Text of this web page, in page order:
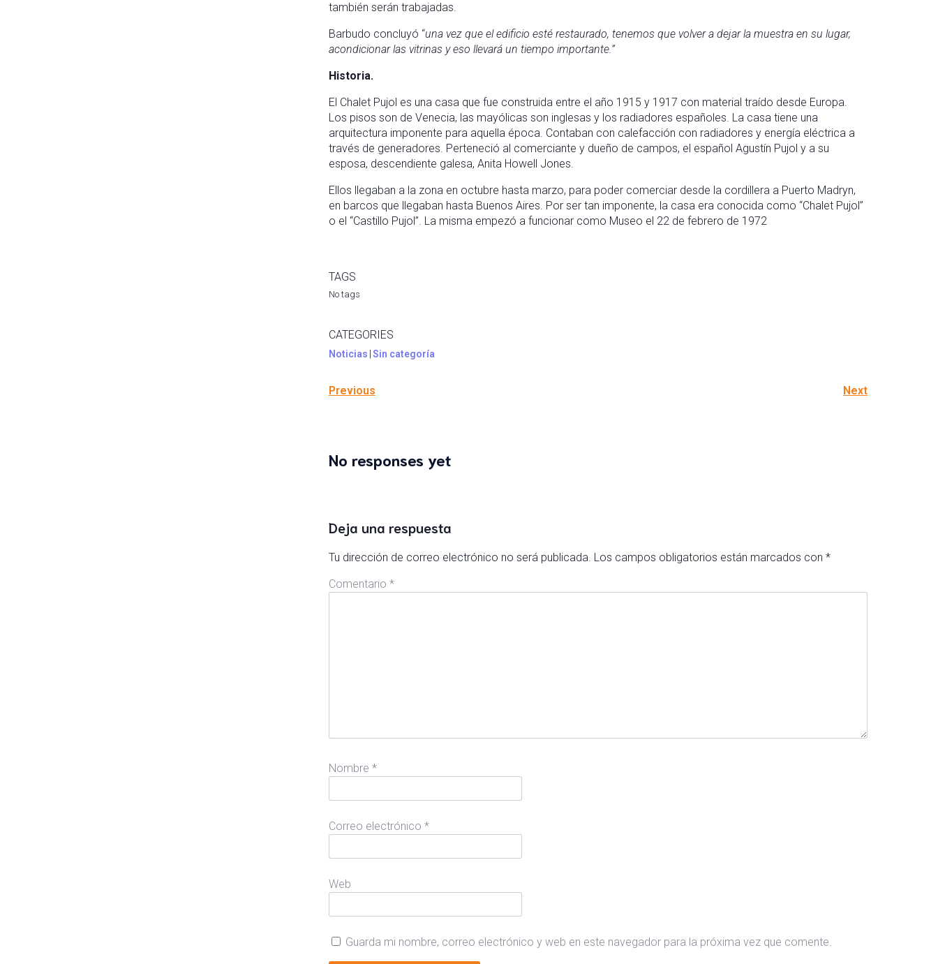
también serán trabajadas.
Barbudo concluyó “una vez que el edificio esté restaurado, tenemos que volver a dejar la muestra en su lugar,
acondicionar las vitrinas y eso llevará un tiempo importante.”
Historia.
El Chalet Pujol es una casa que fue construida entre el año 1915 y 1917 con material traído desde Europa.
Los pisos son de Venecia, las mayólicas son inglesas y los radiadores españoles. La casa tiene una
arquitectura imponente para aquella época. Contaban con calefacción con radiadores y energía eléctrica a
través de generadores. Perteneció al comerciante y dueño de campos, el español Agustín Pujol y a su
esposa, descendiente galesa, Anita Howell Jones.
Ellos llegaban a la zona en octubre hasta marzo, para poder comerciar desde la cordillera a Puerto Madryn,
en barcos que llegaban hasta Buenos Aires. Por ser tan imponente, la casa era conocida como “Chalet Pujol”
o el “Castillo Pujol”. La misma empezó a funcionar como Museo el 22 de febrero de 1972
TAGS
No tags
CATEGORIES
Noticias Sin categoría
Previous Next
No responses yet
Deja una respuesta
Tu dirección de correo electrónico no será publicada. Los campos obligatorios están marcados con *
Comentario *
Nombre *
Correo electrónico *
Web
Guarda mi nombre, correo electrónico y web en este navegador para la próxima vez que comente.